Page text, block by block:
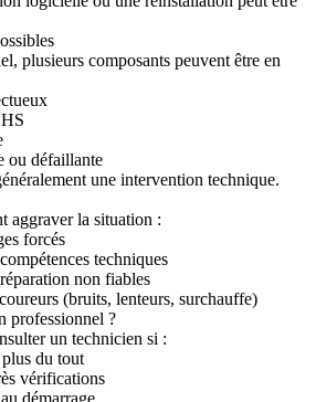
plusieurs composants peuvent être en
ou défaillante
une intervention technique.
aggraver la situation :
forcés
techniques
non fiables
(bruits, lenteurs, surchauffe)
professionnel ?
un technicien si :
du tout
vérifications